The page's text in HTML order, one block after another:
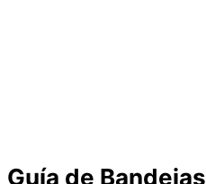
Guía de Bandejas